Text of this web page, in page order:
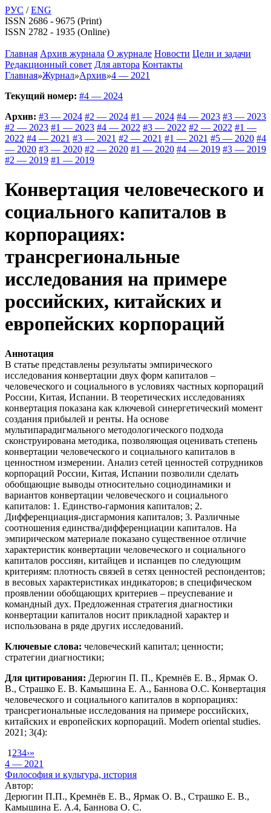
РУС /ENG
ISSN 2686 - 9675 (Print)
ISSN 2782 - 1935 (Online)
Главная Архив журнала О журнале Новости Цели и задачи
Редакционный совет Для автора Контакты
Главная»Журнал»Архив»4 — 2021
Текущий номер: #4 — 2024
Архив: #3 — 2024 #2 — 2024 #1 — 2024 #4 — 2023 #3 — 2023
#2 — 2023 #1 — 2023 #4 — 2022 #3 — 2022 #2 — 2022 #1 —
2022 #4 — 2021 #3 — 2021 #2 — 2021 #1 — 2021 #5 — 2020 #4
— 2020 #3 — 2020 #2 — 2020 #1 — 2020 #4 — 2019 #3 — 2019
#2 — 2019 #1 — 2019
Конвертация человеческого и
социального капиталов в
корпорациях:
трансрегиональные
исследования на примере
российских, китайских и
европейских корпораций
Аннотация
В статье представлены результаты эмпирического
исследования конвертации двух форм капиталов –
человеческого и социального в условиях частных корпораций
России, Китая, Испании. В теоретических исследованиях
конвертация показана как ключевой синергетический момент
создания прибылей и ренты. На основе
мультипарадигмального методологического подхода
сконструирована методика, позволяющая оценивать степень
конвертации человеческого и социального капиталов в
ценностном измерении. Анализ сетей ценностей сотрудников
корпораций России, Китая, Испании позволили сделать
обобщающие выводы относительно социодинамики и
вариантов конвертации человеческого и социального
капиталов: 1. Единство-гармония капиталов; 2.
Дифференциация-дисгармония капиталов; 3. Различные
соотношения единства/дифференциации капиталов. На
эмпирическом материале показано существенное отличие
характеристик конвертации человеческого и социального
капиталов россиян, китайцев и испанцев по следующим
критериям: плотность связей в сетях ценностей респондентов;
в весовых характеристиках индикаторов; в специфическом
проявлении обобщающих критериев – преуспевание и
командный дух. Предложенная стратегия диагностики
конвертации капиталов носит прикладной характер и
использована в ряде других исследований.
Ключевые слова: человеческий капитал; ценности;
стратегии диагностики;
Для цитирования: Дерюгин П. П., Кремнёв Е. В., Ярмак О.
В., Страшко Е. В. Камышина Е. А., Баннова О.С. Конвертация
человеческого и социального капиталов в корпорациях:
трансрегиональные исследования на примере российских,
китайских и европейских корпораций. Modern oriental studies.
2021; 3(4):
1 234›»
4 — 2021
Философия и культура, история
Автор:
Дерюгин П.П., Кремнёв Е. В., Ярмак О. В., Страшко Е. В.,
Камышина Е. А.4, Баннова О. С.